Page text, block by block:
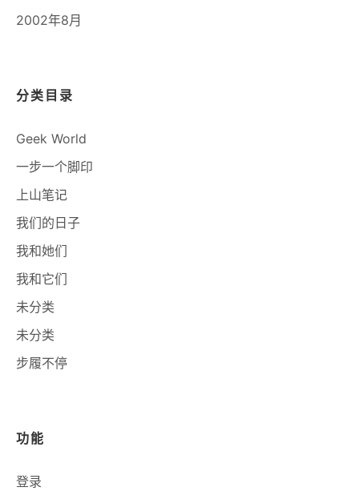
2002年8月
分类目录
Geek World
一步一个脚印
上山笔记
我们的日子
我和她们
我和它们
未分类
未分类
步履不停
功能
登录